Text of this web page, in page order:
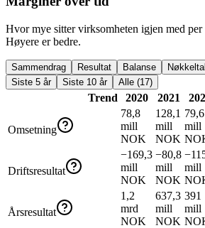
Hvor mye sitter virksomheten igjen med
Høyere er bedre.
Sammendrag Resultat Balanse
Siste 5 år
Siste 10 år Alle (17)
Trend 2020 2021
Omsetning
78,8
mill
NOK
128,1
mill
NOK
79,6
mill
Driftsresultat
−169,3
mill
NOK
−80,8
mill
NOK
mill
Årsresultat
1,2
mrd
NOK
637,3
mill
NOK
391
mill